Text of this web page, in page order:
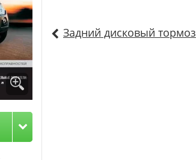
Задний дисковый тормоз